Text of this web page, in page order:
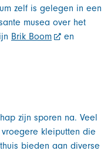
zelf is gelegen in een
musea over het
Brik Boom
en
zijn sporen na. Veel
kleiputten die
bieden aan diverse